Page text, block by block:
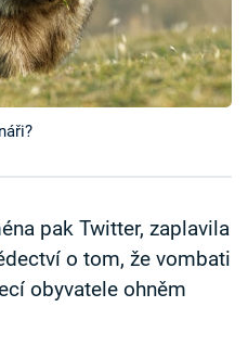
pak Twitter, zaplavila
o tom, že vombati
obyvatele ohněm